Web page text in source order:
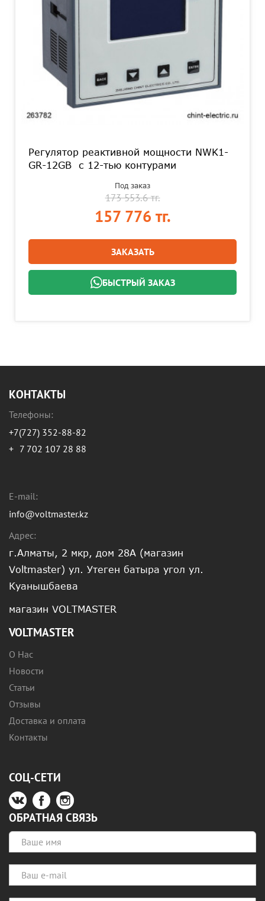
Регулятор реактивной мощности NWK1-
GR-12GB с 12-тью контурами
Под заказ
173 553.6 тг.
157 776 тг.
ЗАКАЗАТЬ
БЫСТРЫЙ ЗАКАЗ
КОНТАКТЫ
Телефоны:
+7(727) 352-88-82
+ 7 702 107 28 88
E-mail:
info@voltmaster.kz
Адрес:
г.Алматы, 2 мкр, дом 28А (магазин
Voltmaster) ул. Утеген батыра угол ул.
Куанышбаева
магазин VOLTMASTER
VOLTMASTER
О Нас
Новости
Статьи
Отзывы
Доставка и оплата
Контакты
СОЦ-СЕТИ
ОБРАТНАЯ СВЯЗЬ